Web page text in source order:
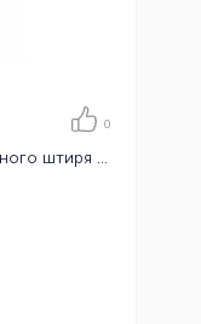
0
Ручка перемикача підсідельного штиря Shimano MT500 21